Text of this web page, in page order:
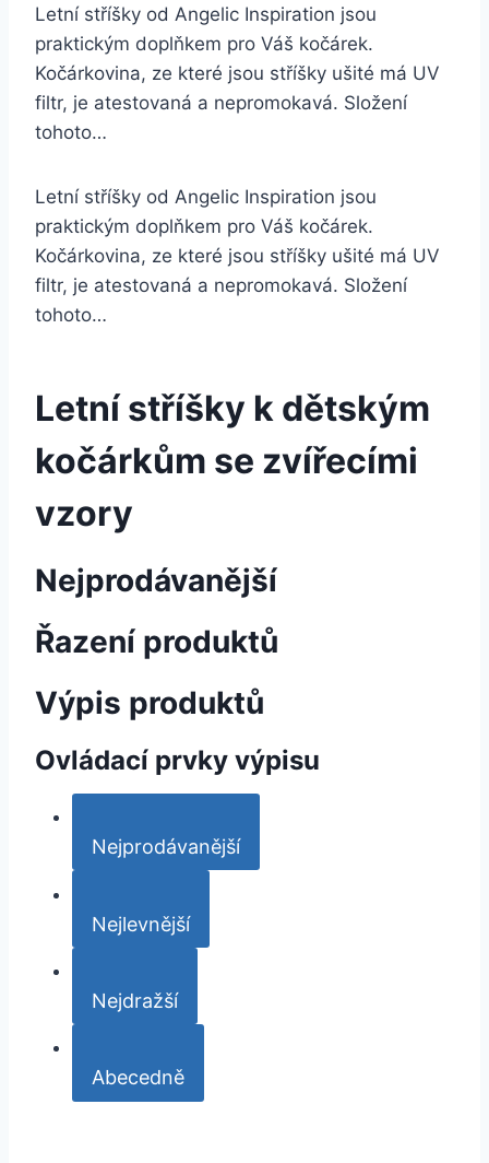
Letní stříšky od Angelic Inspiration jsou
praktickým doplňkem pro Váš kočárek.
Kočárkovina, ze které jsou stříšky ušité má UV
filtr, je atestovaná a nepromokavá. Složení
tohoto…
Letní stříšky od Angelic Inspiration jsou
praktickým doplňkem pro Váš kočárek.
Kočárkovina, ze které jsou stříšky ušité má UV
filtr, je atestovaná a nepromokavá. Složení
tohoto…
Letní stříšky k dětským
kočárkům se zvířecími
vzory
Nejprodávanější
Řazení produktů
Výpis produktů
Ovládací prvky výpisu
Nejprodávanější
Nejlevnější
Nejdražší
Abecedně